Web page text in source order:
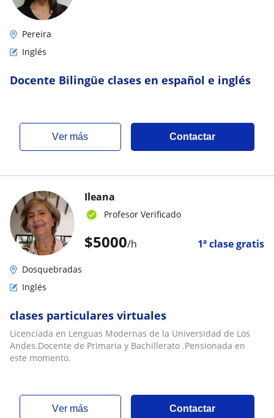
Pereira
Inglés
Docente Bilingüe clases en español e inglés
ver más Contactar
$5000/h 1ª clase gratis
Ileana
Profesor Verificado
Dosquebradas
Inglés
clases particulares virtuales
Licenciada en Lenguas Modernas de la Universidad de Los
Andes.Docente de Primaria y Bachillerato .Pensionada en
este momento.
ver más Contactar